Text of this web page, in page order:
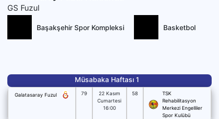
GS Fuzul
Başakşehir Spor Kompleksi Basketbol
Müsabaka Haftası 1
Galatasaray Fuzul 79
22 Kasım
Cumartesi
16:00
58
TSK
Rehabilitasyon
Merkezi Engelliler
Spor Kulübü